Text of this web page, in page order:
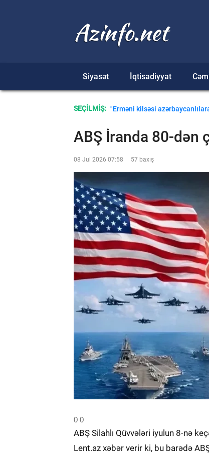
Siyasət İqtisadiyyat
SEÇİLMİŞ: "Erməni kilsəsi
ABŞ İranda 80-dən
08 Jul 2026 07:58 57 baxış
0 0
ABŞ Silahlı Qüvvələri iyulun 8-nə
Lent.az xəbər verir ki, bu barədə